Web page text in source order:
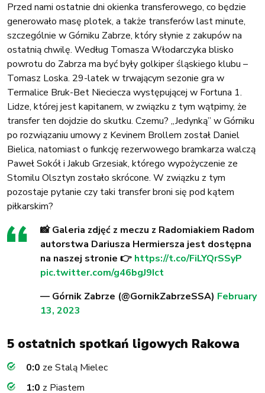
Przed nami ostatnie dni okienka transferowego, co będzie
generowało masę plotek, a także transferów last minute,
szczególnie w Górniku Zabrze, który słynie z zakupów na
ostatnią chwilę. Według Tomasza Włodarczyka blisko
powrotu do Zabrza ma być były golkiper śląskiego klubu –
Tomasz Loska. 29-latek w trwającym sezonie gra w
Termalice Bruk-Bet Nieciecza występującej w Fortuna 1.
Lidze, której jest kapitanem, w związku z tym wątpimy, że
transfer ten dojdzie do skutku. Czemu? „Jedynką” w Górniku
po rozwiązaniu umowy z Kevinem Brollem został Daniel
Bielica, natomiast o funkcję rezerwowego bramkarza walczą
Paweł Sokół i Jakub Grzesiak, którego wypożyczenie ze
Stomilu Olsztyn zostało skrócone. W związku z tym
pozostaje pytanie czy taki transfer broni się pod kątem
piłkarskim?
📸 Galeria zdjęć z meczu z Radomiakiem Radom
autorstwa Dariusza Hermiersza jest dostępna
na naszej stronie 👉 https://t.co/FiLYQrSSyP
pic.twitter.com/g46bgJ9Ict
— Górnik Zabrze (@GornikZabrzeSSA) February
13, 2023
5 ostatnich spotkań ligowych Rakowa
0:0 ze Stalą Mielec
1:0 z Piastem